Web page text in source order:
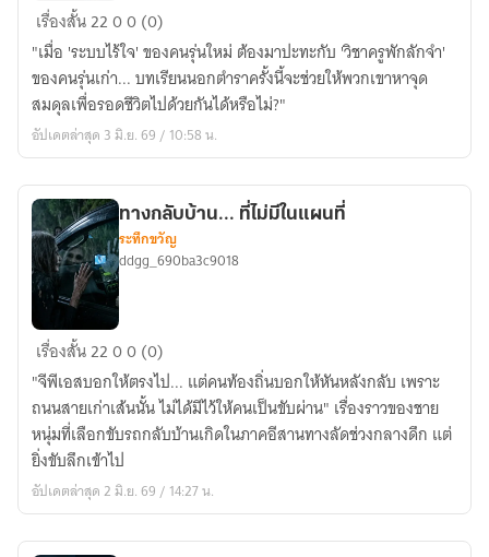
ต่าง
มุม...
แต่
หัวใจ
เดียวกัน
เรื่องสั้น2200 (0)
"เมื่อ 'ระบบไร้ใจ' ของคนรุ่นใหม่ ต้องมาปะทะกับ 'วิชาครูพักลักจำ'
ของคนรุ่นเก่า... บทเรียนนอกตำราครั้งนี้จะช่วยให้พวกเขาหาจุด
สมดุลเพื่อรอดชีวิตไปด้วยกันได้หรือไม่?"
อัปเดตล่าสุด 3 มิ.ย. 69 / 10:58 น.
ทาง
กลับ
บ้าน...
ที่
ไม่มี
ใน
แผนที่
ทางกลับบ้าน... ที่ไม่มีในแผนที่
ระทึกขวัญ
ddgg_690ba3c9018
เรื่องสั้น2200 (0)
"จีพีเอสบอกให้ตรงไป... แต่คนท้องถิ่นบอกให้หันหลังกลับ เพราะ
ถนนสายเก่าเส้นนั้น ไม่ได้มีไว้ให้คนเป็นขับผ่าน" เรื่องราวของชาย
หนุ่มที่เลือกขับรถกลับบ้านเกิดในภาคอีสานทางลัดช่วงกลางดึก แต่
ยิ่งขับลึกเข้าไป
อัปเดตล่าสุด 2 มิ.ย. 69 / 14:27 น.